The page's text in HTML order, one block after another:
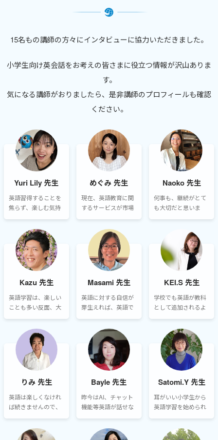
15名もの講師の方々にインタビューに協力いただきました。
小学生向け英会話をお考えの皆さまに役立つ情報が沢山ありま
す。
気になる講師がおりましたら、是非講師のプロフィールも確認
ください。
Yuri Lily 先生
英語習得することを
焦らず、楽しむ気持
ム感覚なスタートを
心がけていて、トラ
ンプを使って講師が
持っているトランプ
ームなどを取り入れ
ています。
めぐみ 先生
現在、英語教育に関
するサービスが市場
ぶのに迷ってしまう
ご家庭も多いと思い
ます。ワールドトー
クでは、数多くの講
ぴったりな講師を探
すのに最適なプラッ
トフォームだと思い
Naoko 先生
何事も、継続がとて
も大切だと思いま
えなくても必ず結果
がついてきます。あ
きらめないことが必
ず結果と自信につな
Kazu 先生
英語学習は、楽しい
ことも多い反面、大
ょうか。ですが、諦
めずに学習を続けれ
ば、きっと成果が出
ます！
Masami 先生
英語に対する自信が
芽生えれば、英語で
の一部となっていき
ます。まずは英語を
大好きになり、楽し
みながらどんどん英
う。
KEI.S 先生
学校でも英語が教科
として追加されるよ
受けられる会員様も
増えてきています。
りみ 先生
英語は楽しくなけれ
ば続きませんので、
のうちから英語に親
Bayle 先生
昨今はAI、チャット
機能等英語が話せな
て母国語ではない英
Satomi.Y 先生
耳がいい小学生から
英語学習を始められ
ます。なかなか覚え